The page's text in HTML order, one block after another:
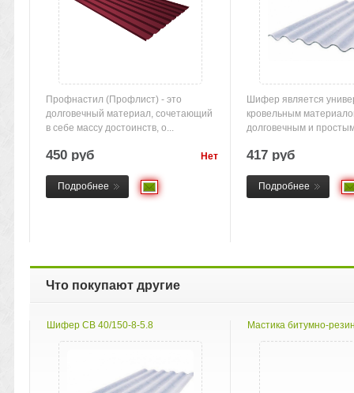
Профнастил (Профлист) - это
долговечный материал, сочетающий
в себе массу достоинств, о...
450 руб Нет
Подробнее
Шифер является
кровельным
долговечным и
417 руб
Подробнее
Что покупают другие
Шифер СВ 40/150-8-5.8 Мастика битумно-